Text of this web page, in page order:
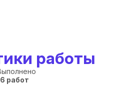
работы
работ